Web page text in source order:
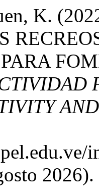
K.
2026).